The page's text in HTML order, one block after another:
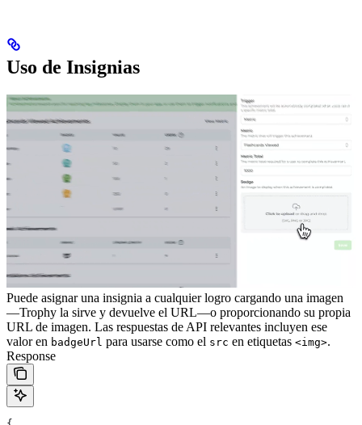
Uso de Insignias
Puede asignar una insignia a cualquier logro cargando una imagen
—Trophy la sirve y devuelve el URL—o proporcionando su propia
URL de imagen. Las respuestas de API relevantes incluyen ese
valor en badgeUrl para usarse como el src en etiquetas <img>.
Response